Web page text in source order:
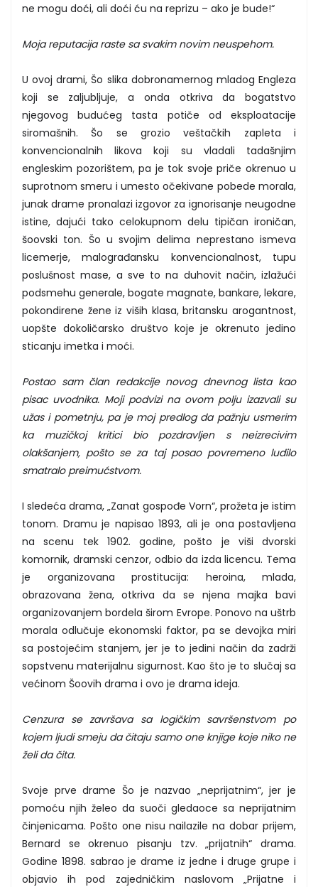
ne mogu doći, ali doći ću na reprizu – ako je bude!“
Moja reputacija raste sa svakim novim neuspehom.
U ovoj drami, Šo slika dobronamernog mladog Engleza
koji se zaljubljuje, a onda otkriva da bogatstvo
njegovog budućeg tasta potiče od eksploatacije
siromašnih. Šo se grozio veštačkih zapleta i
konvencionalnih likova koji su vladali tadašnjim
engleskim pozorištem, pa je tok svoje priče okrenuo u
suprotnom smeru i umesto očekivane pobede morala,
junak drame pronalazi izgovor za ignorisanje neugodne
istine, dajući tako celokupnom delu tipičan ironičan,
šoovski ton. Šo u svojim delima neprestano ismeva
licemerje, malograđansku konvencionalnost, tupu
poslušnost mase, a sve to na duhovit način, izlažući
podsmehu generale, bogate magnate, bankare, lekare,
pokondirene žene iz viših klasa, britansku arogantnost,
uopšte dokoličarsko društvo koje je okrenuto jedino
sticanju imetka i moći.
Postao sam član redakcije novog dnevnog lista kao
pisac uvodnika. Moji podvizi na ovom polju izazvali su
užas i pometnju, pa je moj predlog da pažnju usmerim
ka muzičkoj kritici bio pozdravljen s neizrecivim
olakšanjem, pošto se za taj posao povremeno ludilo
smatralo preimućstvom.
I sledeća drama, „Zanat gospođe Vorn“, prožeta je istim
tonom. Dramu je napisao 1893, ali je ona postavljena
na scenu tek 1902. godine, pošto je viši dvorski
komornik, dramski cenzor, odbio da izda licencu. Tema
je organizovana prostitucija: heroina, mlada,
obrazovana žena, otkriva da se njena majka bavi
organizovanjem bordela širom Evrope. Ponovo na uštrb
morala odlučuje ekonomski faktor, pa se devojka miri
sa postojećim stanjem, jer je to jedini način da zadrži
sopstvenu materijalnu sigurnost. Kao što je to slučaj sa
većinom Šoovih drama i ovo je drama ideja.
Cenzura se završava sa logičkim savršenstvom po
kojem ljudi smeju da čitaju samo one knjige koje niko ne
želi da čita.
Svoje prve drame Šo je nazvao „neprijatnim“, jer je
pomoću njih želeo da suoči gledaoce sa neprijatnim
činjenicama. Pošto one nisu nailazile na dobar prijem,
Bernard se okrenuo pisanju tzv. „prijatnih“ drama.
Godine 1898. sabrao je drame iz jedne i druge grupe i
objavio ih pod zajedničkim naslovom „Prijatne i